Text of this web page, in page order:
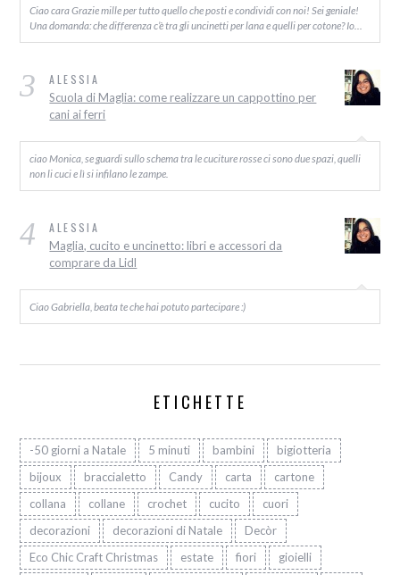
Ciao cara Grazie mille per tutto quello che posti e condividi con noi! Sei geniale!
Una domanda: che differenza c’è tra gli uncinetti per lana e quelli per cotone? Io…
3 ALESSIA
Scuola di Maglia: come realizzare un cappottino per
cani ai ferri
ciao Monica, se guardi sullo schema tra le cuciture rosse ci sono due spazi, quelli
non li cuci e lì si infilano le zampe.
4 ALESSIA
Maglia, cucito e uncinetto: libri e accessori da
comprare da Lidl
Ciao Gabriella, beata te che hai potuto partecipare :)
ETICHETTE
-50 giorni a Natale 5 minuti bambini
bigiotteria
bijoux
braccialetto Candy carta
cartone
collana
collane crochet cucito
cuori
decorazioni
decorazioni di Natale
Decòr
Eco Chic Craft Christmas
estate fiori
gioielli